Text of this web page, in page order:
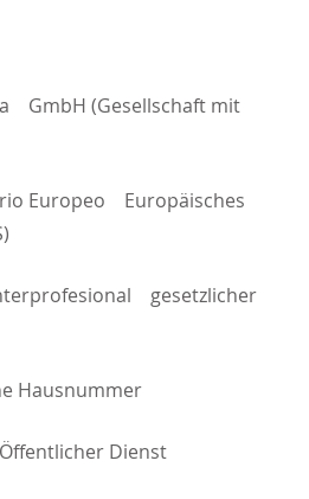
GmbH (Gesellschaft mit
Europeo Europäisches
gesetzlicher
Hausnummer
Dienst